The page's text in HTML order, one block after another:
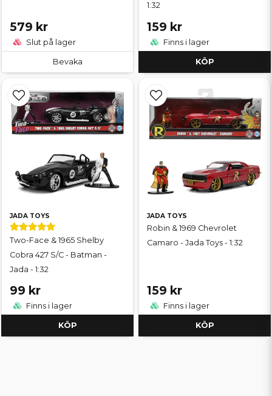
579 kr
Slut på lager
Bevaka
1:32
159 kr
Finns i lager
KÖP
JADA TOYS
Two-Face & 1965 Shelby
Cobra 427 S/C - Batman -
Jada - 1:32
99 kr
Finns i lager
KÖP
JADA TOYS
Robin & 1969 Chevrolet
Camaro - Jada Toys - 1:32
159 kr
Finns i lager
KÖP